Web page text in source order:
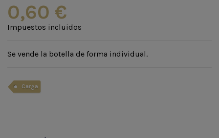
0,60 €
Impuestos incluidos
Se vende la botella de forma individual.
Carga